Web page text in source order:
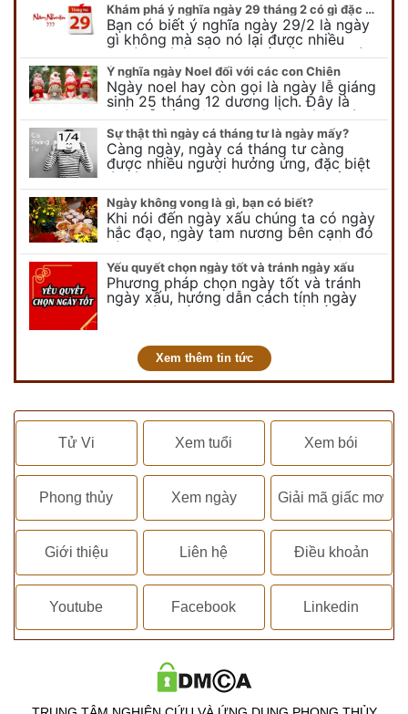
Khám phá ý nghĩa ngày 29 tháng 2 có gì đặc biệt?
Bạn có biết ý nghĩa ngày 29/2 là ngày
gì không mà sao nó lại được nhiều
người chú ý đến vậy. Tất cả mọi người
đều cho rằng đây…
Ý nghĩa ngày Noel đối với các con Chiên
Ngày noel hay còn gọi là ngày lễ giáng
sinh 25 tháng 12 dương lịch. Đây là
ngày lễ của bên thiên chúa giáo, ngày
lễ thiên chúa giáng sinh,…
Sự thật thì ngày cá tháng tư là ngày mấy?
Càng ngày, ngày cá tháng tư càng
được nhiều người hưởng ứng, đặc biệt
là các bạn trẻ bởi họ sẽ nghĩ ra đủ trò
vui chơi, tinh nghịch, hài…
Ngày không vong là gì, bạn có biết?
Khi nói đến ngày xấu chúng ta có ngày
hắc đạo, ngày tam nương bên cạnh đó
còn có ngày không vong. Tuy nhiên khi
nói đến ngày không vong…
Yếu quyết chọn ngày tốt và tránh ngày xấu
Phương pháp chọn ngày tốt và tránh
ngày xấu, hướng dẫn cách tính ngày
tốt, ngày xấu trong tháng để tiến hành
Xem thêm tin tức
Tử Vi Xem tuổi Xem bói
Phong thủy Xem ngày Giải mã giấc mơ
Giới thiệu Liên hệ Điều khoản
Youtube Facebook Linkedin